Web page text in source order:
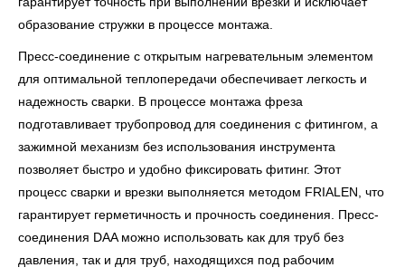
образование стружки в процессе монтажа.
Пресс-соединение с открытым нагревательным элементом
для оптимальной теплопередачи обеспечивает легкость и
надежность сварки. В процессе монтажа фреза
подготавливает трубопровод для соединения с фитингом, а
зажимной механизм без использования инструмента
позволяет быстро и удобно фиксировать фитинг. Этот
процесс сварки и врезки выполняется методом FRIALEN, что
гарантирует герметичность и прочность соединения. Пресс-
соединения DAA можно использовать как для труб без
давления, так и для труб, находящихся под рабочим